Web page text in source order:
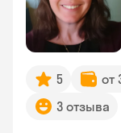
5 от
3 отзыва